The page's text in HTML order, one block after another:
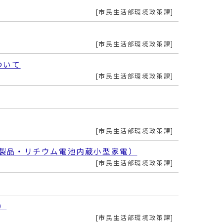
市民生活部環境政策課
市民生活部環境政策課
て
市民生活部環境政策課
市民生活部環境政策課
・リチウム電池内蔵小型家電）
市民生活部環境政策課
市民生活部環境政策課